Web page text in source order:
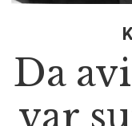
Da
var